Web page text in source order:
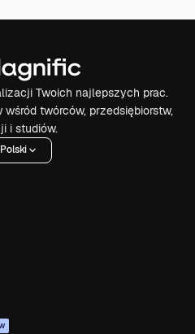
Twoich najlepszych prac.
twórców, przedsiębiorstw,
i studiów.
Polski